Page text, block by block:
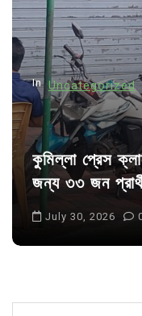
i
o
n
In Uncategorized
কুমিল্লা প্রেস
জন্য ৩৩ জন
July 30, 2026